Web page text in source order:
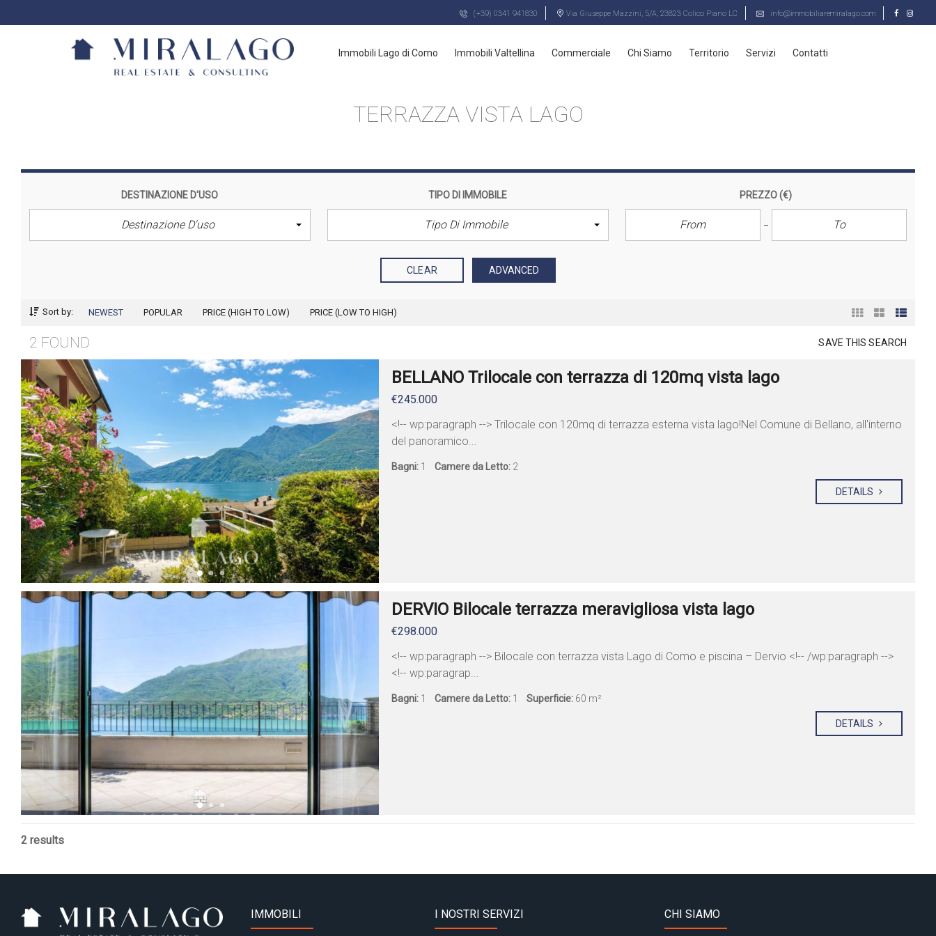
(+39) 0341 941830 Via Giuseppe Mazzini, 5/A, 23823 Colico Piano LC info@immobiliaremiralago.com
Immobili Lago di Como Immobili Valtellina Commerciale Chi Siamo Territorio Servizi Contatti
TERRAZZA VISTA LAGO
DESTINAZIONE D'USO
Destinazione D'uso
TIPO DI IMMOBILE
Tipo Di Immobile
PREZZO(€)
CLEAR ADVANCED
Sort by: NEWEST POPULAR PRICE (HIGH TO LOW) PRICE (LOW TO HIGH)
SAVE THIS SEARCH
2 FOUND
BELLANO Trilocale con terrazza di 120mq vista lago
€245.000
<!-- wp:paragraph --> Trilocale con 120mq di terrazza esterna vista lago!Nel Comune di Bellano, all'interno
del panoramico...
Bagni: 1 Camere da Letto: 2
DETAILS
DERVIO Bilocale terrazza meravigliosa vista lago
€298.000
<!-- wp:paragraph --> Bilocale con terrazza vista Lago di Como e piscina – Dervio <!-- /wp:paragraph -->
<!-- wp:paragrap...
Bagni: 1 Camere da Letto: 1 Superficie: 60 m²
DETAILS
2 results
IMMOBILI I NOSTRI SERVIZI CHI SIAMO